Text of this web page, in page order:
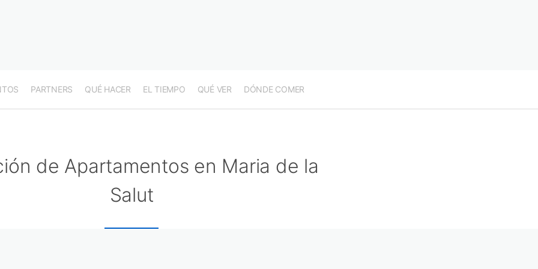
PARTNERS QUÉ HACER EL TIEMPO QUÉ VER DÓNDE COMER
de Apartamentos en Maria de la
Salut